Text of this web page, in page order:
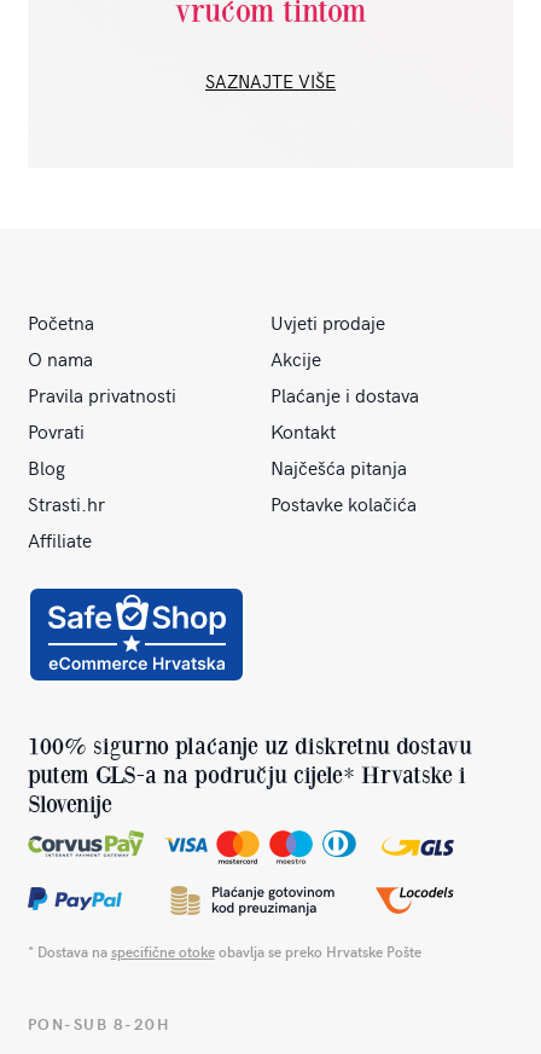
vrućom tintom
SAZNAJTE VIŠE
Početna
Uvjeti prodaje
O nama
Akcije
Pravila privatnosti
Plaćanje i dostava
Povrati
Kontakt
Blog
Najčešća pitanja
Strasti.hr
Postavke kolačića
Affiliate
100% sigurno plaćanje uz diskretnu dostavu
putem GLS-a na području cijele* Hrvatske i
Slovenije
* Dostava naspecifične otokeobavlja se preko Hrvatske Pošte
PON-SUB 8-20H